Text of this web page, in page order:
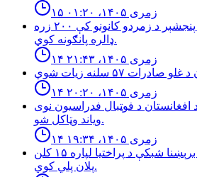
۱۵ زمری ۱۴۰۵، ۰۱:۲۰
قزاقستاني پانګوال د پنجشېر د زمردو كانونو كې ٢٠٠ زره
ډالره پانګونه كوي.
۱۴ زمری ۱۴۰۵، ۲۱:۴۳
۱۴ زمری ۱۴۰۵، ۲۰:۲۰
د فوټبال فدراسیون نوی
ویاند وټاکل شو.
۱۴ زمری ۱۴۰۵، ۱۹:۳۴
ازبكستان د افغانستان د برېښنا شبكې د پراختيا لپاره ۱۵ كلن
پلان پلي كوي.